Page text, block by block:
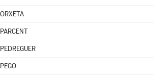
ORXETA
PARCENT
PEDREGUER
PEGO